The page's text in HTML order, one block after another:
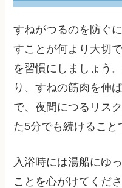
すねがつるのを防ぐ
すことが何より大切
を習慣にしましょう
り、すねの筋肉を伸
で、夜間につるリス
た5分でも続けること
入浴時には湯船にゆ
ことを心がけてくだ